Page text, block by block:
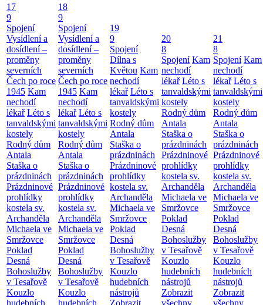
17
9
Spojení
Vysídlení a
dosídlení –
proměny
severních
Čech po roce
1945 Kam
nechodí
lékař Léto s
tanvaldskými
kostely
Rodný dům
Antala
Staška o
prázdninách
Prázdninové
prohlídky
kostela sv.
Archanděla
Michaela ve
Smržovce
Poklad
Desná
Bohoslužby
v Tesařově
Kouzlo
18
9
Spojení
Vysídlení a
dosídlení –
proměny
severních
Čech po roce
1945 Kam
nechodí
lékař Léto s
tanvaldskými
kostely
Rodný dům
Antala
Staška o
prázdninách
Prázdninové
prohlídky
kostela sv.
Archanděla
Michaela ve
Smržovce
Poklad
Desná
Bohoslužby
v Tesařově
Kouzlo
19
9
Spojení
Dílna s
Květou Kam
nechodí
lékař Léto s
tanvaldskými
kostely
Rodný dům
Antala
Staška o
prázdninách
Prázdninové
prohlídky
kostela sv.
Archanděla
Michaela ve
Smržovce
Poklad
Desná
Bohoslužby
v Tesařově
Kouzlo
hudebních
nástrojů
20
8
Spojení Kam
nechodí
lékař Léto s
tanvaldskými
kostely
Rodný dům
Antala
Staška o
prázdninách
Prázdninové
prohlídky
kostela sv.
Archanděla
Michaela ve
Smržovce
Poklad
Desná
Bohoslužby
v Tesařově
Kouzlo
hudebních
nástrojů
Zobrazit
21
8
Spojení Kam
nechodí
lékař Léto s
tanvaldskými
kostely
Rodný dům
Antala
Staška o
prázdninách
Prázdninové
prohlídky
kostela sv.
Archanděla
Michaela ve
Smržovce
Poklad
Desná
Bohoslužby
v Tesařově
Kouzlo
hudebních
nástrojů
Zobrazit